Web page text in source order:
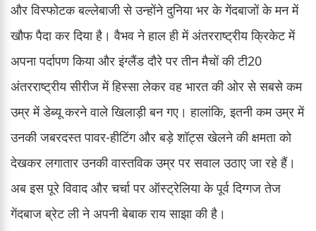
और विस्फोटक बल्लेबाजी से उन्होंने दुनिया भर के गेंदबाजों के मन में
खौफ पैदा कर दिया है। वैभव ने हाल ही में अंतरराष्ट्रीय क्रिकेट में
अपना पर्दापण किया और इंग्लैंड दौरे पर तीन मैचों की टी20
अंतरराष्ट्रीय सीरीज में हिस्सा लेकर वह भारत की ओर से सबसे कम
उम्र में डेब्यू करने वाले खिलाड़ी बन गए। हालांकि, इतनी कम उम्र में
उनकी जबरदस्त पावर-हीटिंग और बड़े शॉट्स खेलने की क्षमता को
देखकर लगातार उनकी वास्तविक उम्र पर सवाल उठाए जा रहे हैं।
अब इस पूरे विवाद और चर्चा पर ऑस्ट्रेलिया के पूर्व दिग्गज तेज
गेंदबाज ब्रेट ली ने अपनी बेबाक राय साझा की है।